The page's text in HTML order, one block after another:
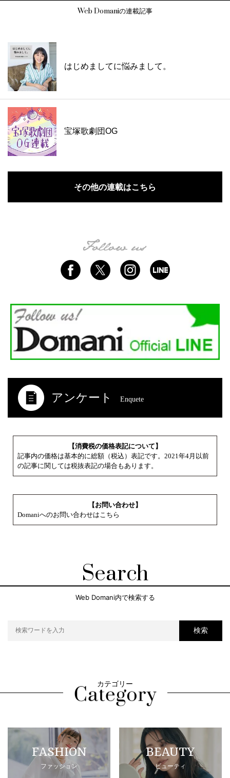
Web Domaniの連載記事
はじめましてに悩みまして。
宝塚歌劇団OG
その他の連載はこちら
アンケート Enquete
【消費税の価格表記について】
記事内の価格は基本的に総額（税込）表記です。2021年4月以前
の記事に関しては税抜表記の場合もあります。
【お問い合わせ】
Domaniへのお問い合わせはこちら
Search
Web Domani内で検索する
検索
カテゴリー
FASHION
ファッション
BEAUTY
ビューティ